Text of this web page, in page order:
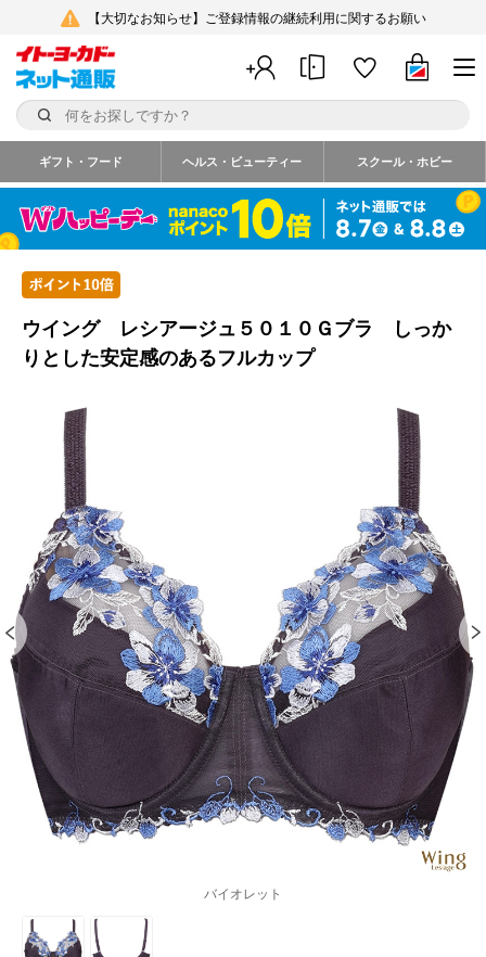
【大切なお知らせ】ご登録情報の継続利用に関するお願い
ギフト・フード ヘルス・ビューティー スクール・ホビー
ウイング レシアージュ５０１０Ｇブラ しっか
りとした安定感のあるフルカップ
バイオレット